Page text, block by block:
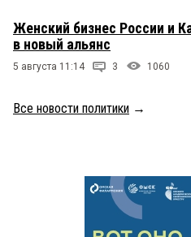
Женский бизнес России и
в новый альянс
5 августа 11:14 3 1060
Все новости политики →